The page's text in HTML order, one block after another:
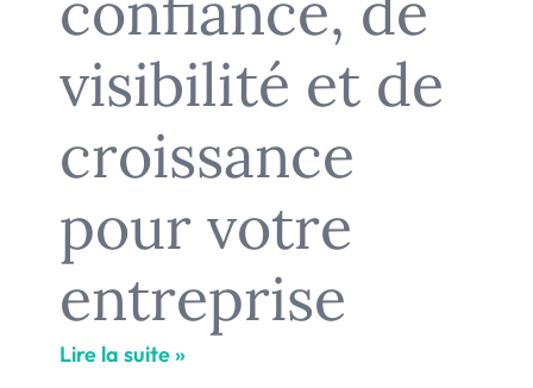
visibilité et de
croissance
pour votre
entreprise
Lire la suite »